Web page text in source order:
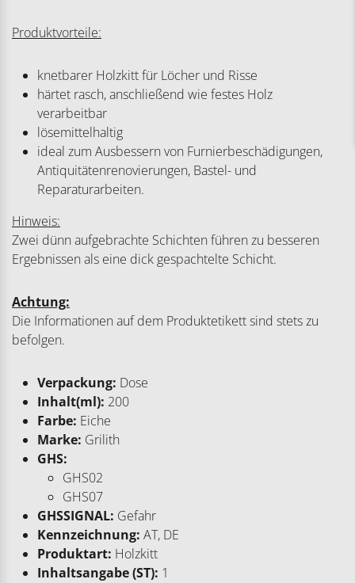
Produktvorteile:
knetbarer Holzkitt für Löcher und Risse
härtet rasch, anschließend wie festes Holz
verarbeitbar
lösemittelhaltig
ideal zum Ausbessern von Furnierbeschädigungen,
Antiquitätenrenovierungen, Bastel- und
Reparaturarbeiten.
Hinweis:
Zwei dünn aufgebrachte Schichten führen zu besseren
Ergebnissen als eine dick gespachtelte Schicht.
Achtung:
Die Informationen auf dem Produktetikett sind stets zu
befolgen.
Verpackung: Dose
Inhalt(ml): 200
Farbe: Eiche
Marke: Grilith
GHS:
GHS02
GHS07
GHSSIGNAL: Gefahr
Kennzeichnung: AT, DE
Produktart: Holzkitt
Inhaltsangabe (ST): 1